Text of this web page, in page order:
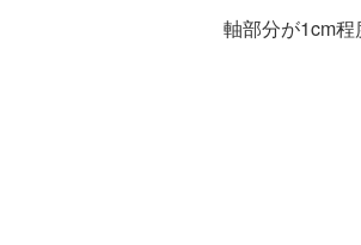
軸部分が1cm程